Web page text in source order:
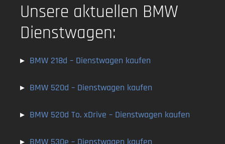
Unsere aktuellen BMW
Dienstwagen:
▸ BMW 218d – Dienstwagen kaufen
▸ BMW 520d – Dienstwagen kaufen
▸ BMW 520d To. xDrive – Dienstwagen kaufen